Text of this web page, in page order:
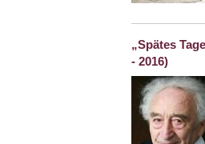
„Spätes
- 2016)